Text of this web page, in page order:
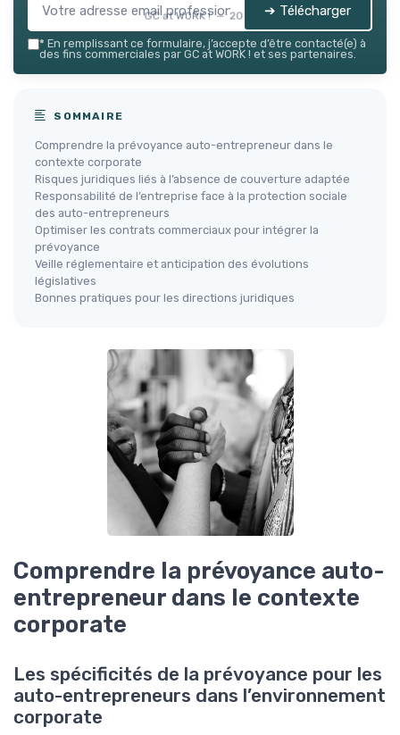
GC at WORK ! — 2026 ➔ Télécharger
* En remplissant ce formulaire, j’accepte d’être contacté(e) à
des fins commerciales par GC at WORK ! et ses partenaires.
SOMMAIRE
Comprendre la prévoyance auto-entrepreneur dans le
contexte corporate
Risques juridiques liés à l’absence de couverture adaptée
Responsabilité de l’entreprise face à la protection sociale
des auto-entrepreneurs
Optimiser les contrats commerciaux pour intégrer la
prévoyance
Veille réglementaire et anticipation des évolutions
législatives
Bonnes pratiques pour les directions juridiques
Comprendre la prévoyance auto-
entrepreneur dans le contexte
corporate
Les spécificités de la prévoyance pour les
auto-entrepreneurs dans l’environnement
corporate